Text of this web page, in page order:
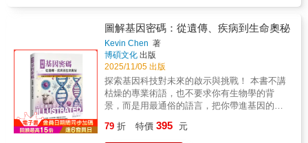
給子女的身體特徵，而遺傳學就是研究這些特
境對人類成長的影響的領域叫做「行為遺傳
學」。本書將由行為遺傳學的專家，透過簡單
易懂的方式，為你解釋與遺傳相關的各種有趣
的問題。例如：「從父母遺傳的東西有哪些？
哪些不遺傳？」「遺傳到底是怎麼一回事？」
從這些基本知識開始，到「收入和遺傳有關
嗎？」「外貌差距會造成多少社會不平等？」
「生來就決定了九成，這是真的嗎？」等問
教授謝伯讓 國立臺灣大學心理系教授——誠
摯推薦一直以來，人類總相信自己對自身有完
全掌控權，但其實我們可能連喜歡吃什麼都無
法控制。小從對食物的喜好、選擇什麼樣的伴
侶、容不容易物質上癮、是憂鬱還是樂天，大
到對社會體制的觀點，其實可能都由不得我們
決定，我們的意志能夠自主操控的範圍，其實
比你所想的還要少。那究竟是誰凌駕在我們的
意志之上，控制著我們的所作所為、所思所想
圖解基因密碼：從遺傳、疾病到生命奧秘
Kevin Chen 著
博碩文化 出版
2025/11/05 出版
探索基因科技對未來的啟示與挑戰！ 本書不講
枯燥的專業術語，也不要求你有生物學的背
景，而是用最通俗的語言，把你帶進基因的世
隨身攜帶了一整套複雜的訊息系統，它們不僅
79 折 特價 395 元